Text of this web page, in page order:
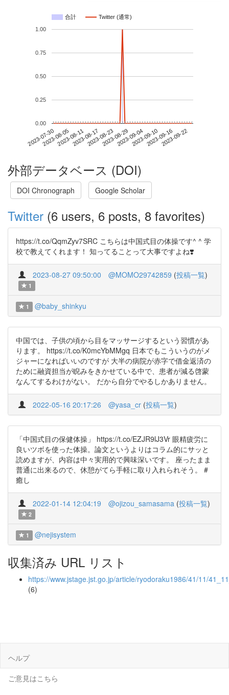
合計 Twitter (通常)
2023-07-302023-08-052023-08-112023-08-172023-08-232023-08-292023-09-042023-09-102023-09-162023-09-22
0.00
0.25
0.50
0.75
1.00
外部データベース (DOI)
DOI Chronograph Google Scholar
Twitter (6 users, 6 posts, 8 favorites)
https://t.co/QqmZyv7SRC こちらは中国式目の体操です^ ^ 学
校で教えてくれます！ 知ってることって大事ですよね❣️
2023-08-27 09:50:00 @MOMO29742859 (投稿一覧)
1
1 @baby_shinkyu
中国では、子供の頃から目をマッサージするという習慣があ
ります。 https://t.co/K0mcYbMMgq 日本でもこういうのがメ
ジャーになればいいのですが 大半の病院が赤字で借金返済の
ために融資担当が睨みをきかせている中で、患者が減る啓蒙
なんてするわけがない。 だから自分でやるしかありません。
2022-05-16 20:17:26 @yasa_cr (投稿一覧)
「中国式目の保健体操」 https://t.co/EZJR9lJ3Vr 眼精疲労に
良いツボを使った体操。論文というよりはコラム的にサッと
読めますが、内容は中々実用的で興味深いです。 座ったまま
普通に出来るので、休憩がてら手軽に取り入れられそう。 #
癒し
2022-01-14 12:04:19 @ojizou_samasama (投稿一覧)
2
1 @nejisystem
収集済み URL リスト
https://www.jstage.jst.go.jp/article/ryodoraku1986/41/11/
(6)
ヘルプ
ご意見はこちら